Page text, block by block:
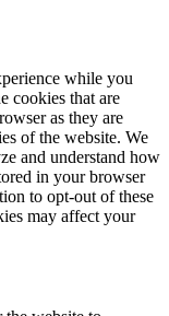
while you
cookies that are
as they are
of the website. We
and understand how
in your browser
to opt-out of these
may affect your